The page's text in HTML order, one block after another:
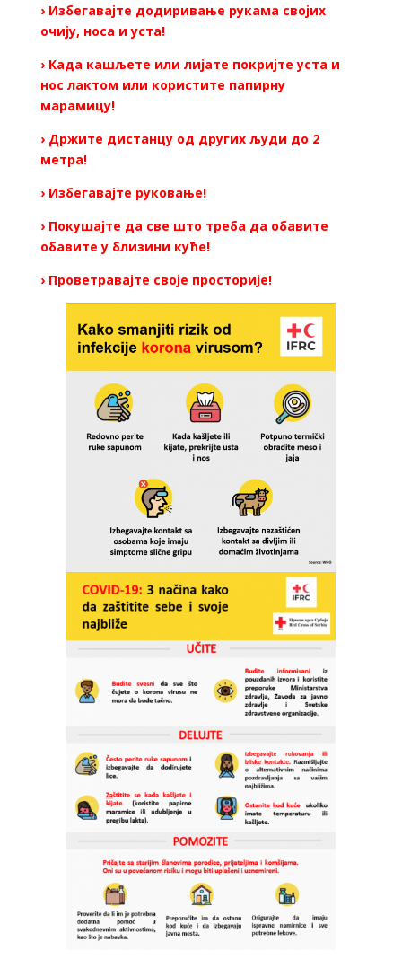
› Избегавајте додиривање рукама својих
очију, носа и уста!
› Када кашљете или лијате покријте уста и
нос лактом или користите папирну
марамицу!
› Држите дистанцу од других људи до 2
метра!
› Избегавајте руковање!
› Покушајте да све што треба да обавите
обавите у близини куће!
› Проветравајте своје просторије!